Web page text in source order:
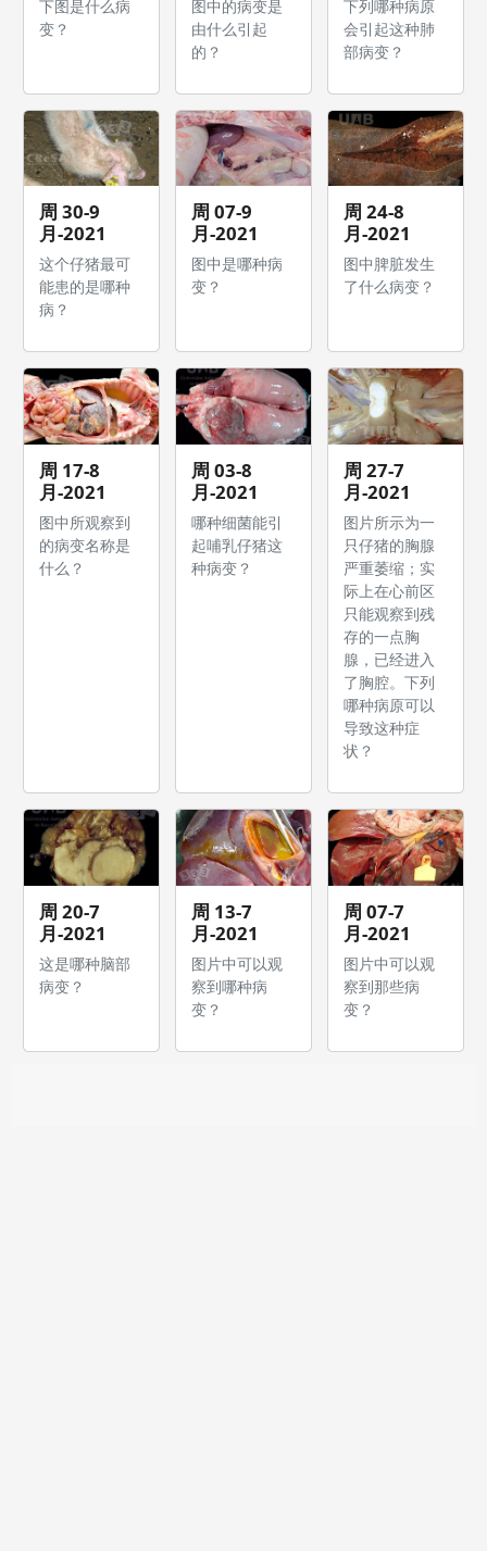
下图是什么病
变？
图中的病变是
由什么引起
的？
下列哪种病原
会引起这种肺
部病变？
周 30-9
月-2021
这个仔猪最可
能患的是哪种
病？
周 07-9
月-2021
图中是哪种病
变？
周 24-8
月-2021
图中脾脏发生
了什么病变？
周 17-8
月-2021
图中所观察到
的病变名称是
什么？
周 03-8
月-2021
哪种细菌能引
起哺乳仔猪这
种病变？
周 27-7
月-2021
图片所示为一
只仔猪的胸腺
严重萎缩；实
际上在心前区
只能观察到残
存的一点胸
腺，已经进入
了胸腔。下列
哪种病原可以
导致这种症
状？
周 20-7
月-2021
这是哪种脑部
病变？
周 13-7
月-2021
图片中可以观
察到哪种病
变？
周 07-7
月-2021
图片中可以观
察到那些病
变？